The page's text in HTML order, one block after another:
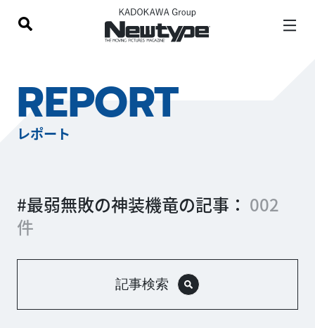
REPORT
レポート
#最弱無敗の神装機竜の記事： 002
件
記事検索